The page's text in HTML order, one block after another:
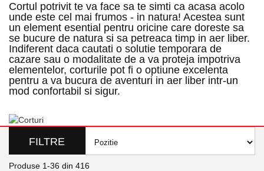
Cortul potrivit te va face sa te simti ca acasa acolo
unde este cel mai frumos - in natura! Acestea sunt
un element esential pentru oricine care doreste sa
se bucure de natura si sa petreaca timp in aer liber.
Indiferent daca cautati o solutie temporara de
cazare sau o modalitate de a va proteja impotriva
elementelor, corturile pot fi o optiune excelenta
pentru a va bucura de aventuri in aer liber intr-un
mod confortabil si sigur.
Produse 1-36 din 416
FILTRE